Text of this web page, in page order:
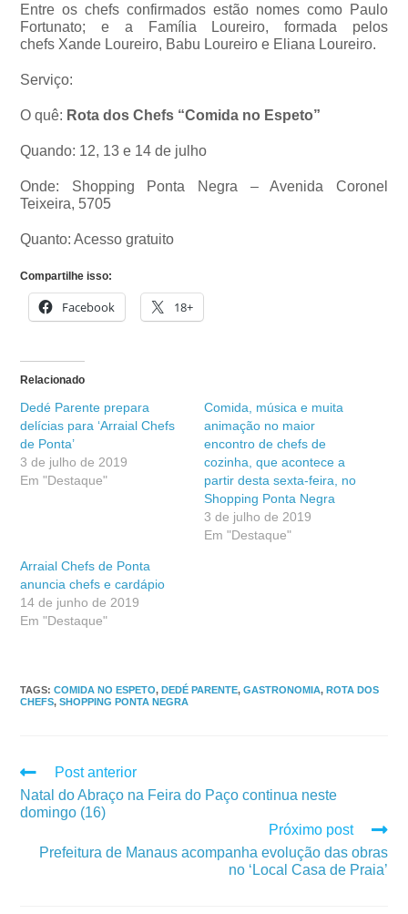
Entre os chefs confirmados estão nomes como Paulo
Fortunato; e a Família Loureiro, formada pelos
chefs Xande Loureiro, Babu Loureiro e Eliana Loureiro.
Serviço:
O quê: Rota dos Chefs “Comida no Espeto”
Quando: 12, 13 e 14 de julho
Onde: Shopping Ponta Negra – Avenida Coronel
Teixeira, 5705
Quanto: Acesso gratuito
Compartilhe isso:
Facebook 18+
Relacionado
Dedé Parente prepara
delícias para ‘Arraial Chefs
de Ponta’
3 de julho de 2019
Em "Destaque"
Comida, música e muita
animação no maior
encontro de chefs de
cozinha, que acontece a
partir desta sexta-feira, no
Shopping Ponta Negra
3 de julho de 2019
Em "Destaque"
Arraial Chefs de Ponta
anuncia chefs e cardápio
14 de junho de 2019
Em "Destaque"
TAGS:COMIDA NO ESPETO, DEDÉ PARENTE, GASTRONOMIA, ROTA DOS
CHEFS, SHOPPING PONTA NEGRA
Post anterior
Natal do Abraço na Feira do Paço continua neste
domingo (16)
Próximo post
Prefeitura de Manaus acompanha evolução das obras
no ‘Local Casa de Praia’